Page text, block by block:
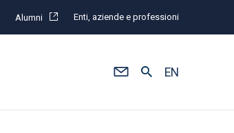
Alumni Enti, aziende e professioni
EN